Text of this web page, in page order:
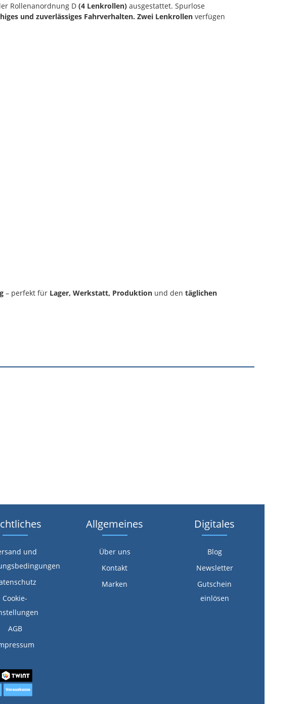
Rollenanordnung D (4 Lenkrollen) ausgestattet. Spurlose
und zuverlässiges Fahrverhalten. Zwei Lenkrollen verfügen
– perfekt für Lager, Werkstatt, Produktion und den täglichen
und
Cookie-
AGB
Allgemeines
Über uns
Kontakt
Marken
Digitales
Blog
Newsletter
Gutschein
einlösen